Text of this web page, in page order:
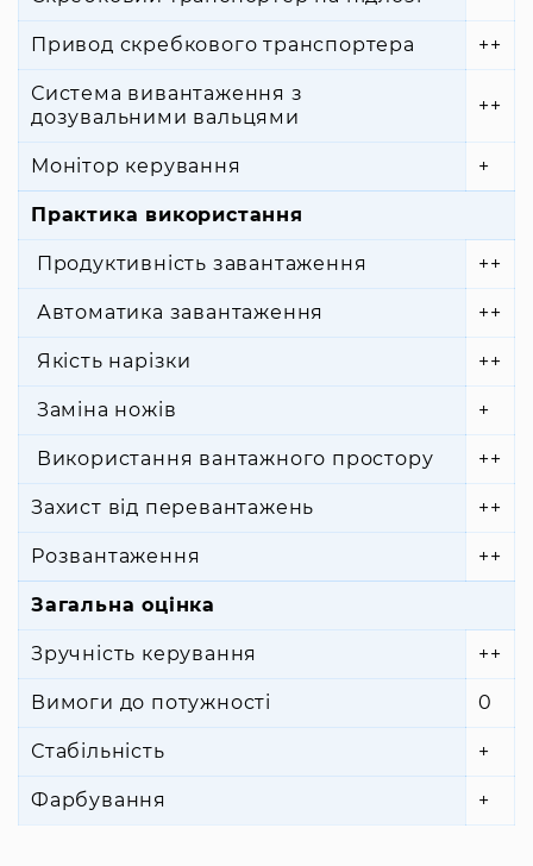
Привод скребкового транспортера ++
Система вивантаження з
дозувальними вальцями
++
Монітор керування +
Практика використання
Продуктивність завантаження ++
Автоматика завантаження ++
Якість нарізки ++
Заміна ножів +
Використання вантажного простору ++
Захист від перевантажень ++
Розвантаження ++
Загальна оцінка
Зручність керування ++
Вимоги до потужності 0
Стабільність +
Фарбування +